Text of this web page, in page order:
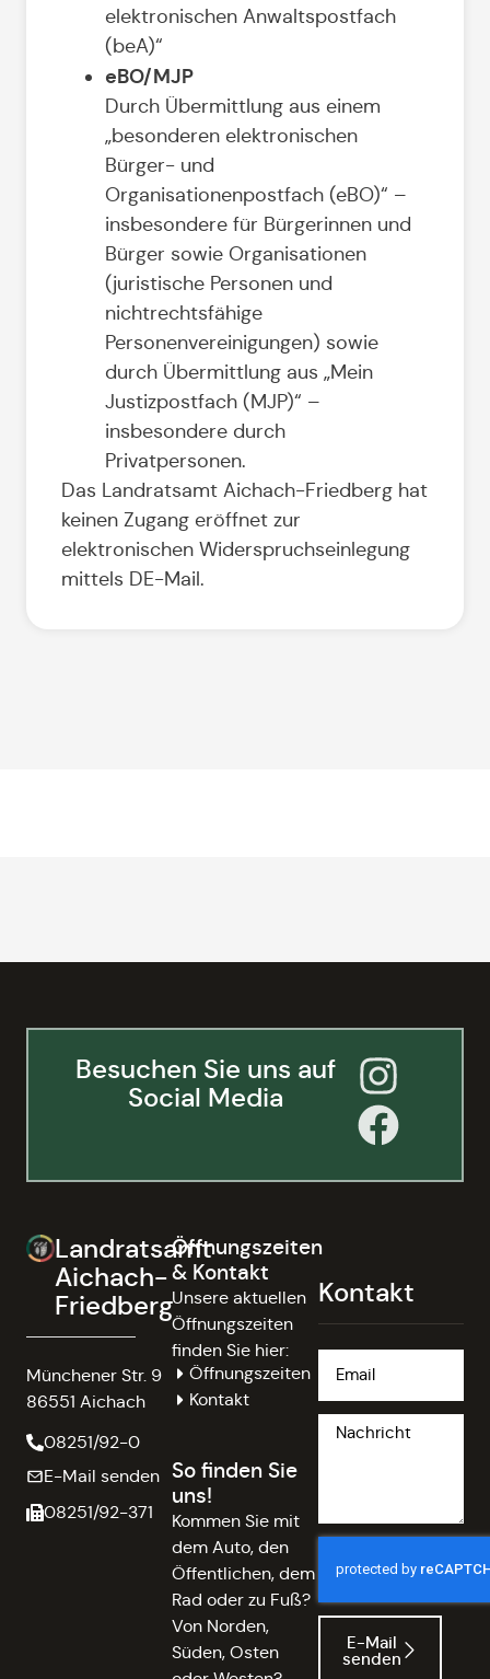
elektronischen Anwaltspostfach
(beA)“
eBO/MJP
Durch Übermittlung aus einem
„besonderen elektronischen
Bürger- und
Organisationenpostfach (eBO)“ –
insbesondere für Bürgerinnen und
Bürger sowie Organisationen
(juristische Personen und
nichtrechtsfähige
Personenvereinigungen) sowie
durch Übermittlung aus „Mein
Justizpostfach (MJP)“ –
insbesondere durch
Privatpersonen.
Das Landratsamt Aichach-Friedberg hat
keinen Zugang eröffnet zur
elektronischen Widerspruchseinlegung
mittels DE-Mail.
Besuchen Sie uns auf
Social Media
Landratsamt
Aichach-
Friedberg
Münchener Str. 9
86551 Aichach
08251/92-0
E-Mail senden
08251/92-371
Öffnungszeiten
& Kontakt
Unsere aktuellen
Öffnungszeiten
finden Sie hier:
Öffnungszeiten
Kontakt
So finden Sie
uns!
Kommen Sie mit
dem Auto, den
Öffentlichen, dem
Rad oder zu Fuß?
Von Norden,
Süden, Osten
Kontakt
E-Mail
senden